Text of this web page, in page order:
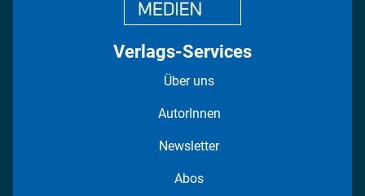
Verlags-Services
Über uns
AutorInnen
Newsletter
Abos